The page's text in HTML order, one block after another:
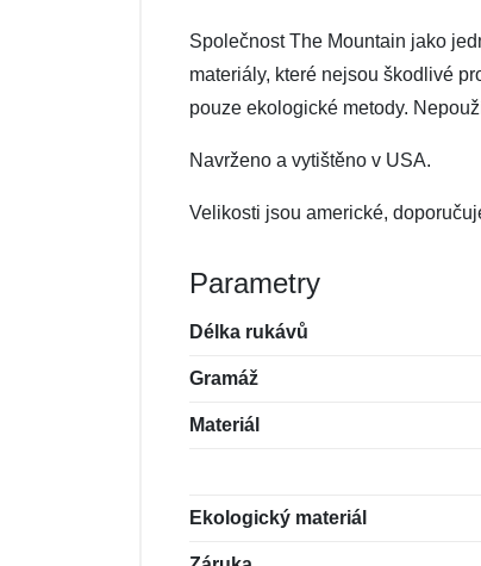
Společnost The Mountain jako
materiály, které nejsou škodlivé
pouze ekologické metody.
Navrženo a vytištěno v USA.
Velikosti jsou americké,
Parametry
Délka rukávů
Gramáž
Materiál
Ekologický materiál